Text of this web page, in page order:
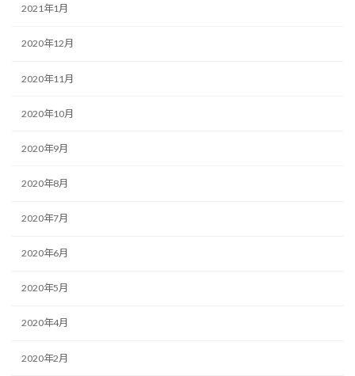
2021年1月
2020年12月
2020年11月
2020年10月
2020年9月
2020年8月
2020年7月
2020年6月
2020年5月
2020年4月
2020年2月